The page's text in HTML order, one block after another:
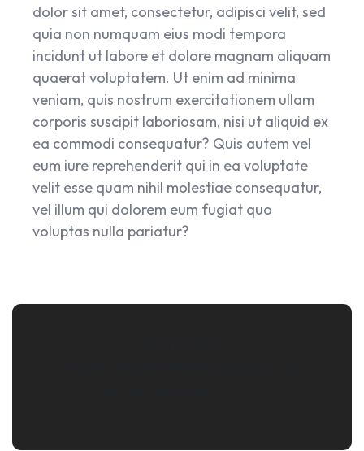
dolor sit amet, consectetur, adipisci velit, sed
quia non numquam eius modi tempora
incidunt ut labore et dolore magnam aliquam
quaerat voluptatem. Ut enim ad minima
veniam, quis nostrum exercitationem ullam
corporis suscipit laboriosam, nisi ut aliquid ex
ea commodi consequatur? Quis autem vel
eum iure reprehenderit qui in ea voluptate
velit esse quam nihil molestiae consequatur,
vel illum qui dolorem eum fugiat quo
voluptas nulla pariatur?